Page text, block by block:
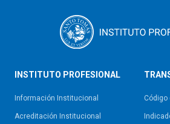
INSTITUTO PROFESIONAL
Información Institucional
Acreditación Institucional
Código